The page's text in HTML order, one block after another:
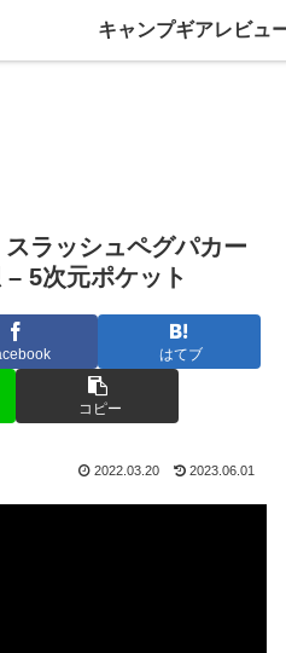
スラッシュペグパカー
5次元ポケット
はてブ
コピー
2022.03.20 2023.06.01
キャンプギアレビュ